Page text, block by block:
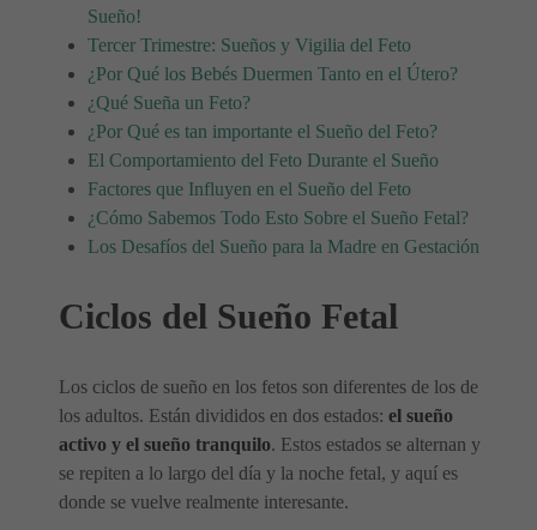
Sueño!
Tercer Trimestre: Sueños y Vigilia del Feto
¿Por Qué los Bebés Duermen Tanto en el Útero?
¿Qué Sueña un Feto?
¿Por Qué es tan importante el Sueño del Feto?
El Comportamiento del Feto Durante el Sueño
Factores que Influyen en el Sueño del Feto
¿Cómo Sabemos Todo Esto Sobre el Sueño Fetal?
Los Desafíos del Sueño para la Madre en Gestación
Ciclos del Sueño Fetal
Los ciclos de sueño en los fetos son diferentes de los de
los adultos. Están divididos en dos estados: el sueño
activo y el sueño tranquilo. Estos estados se alternan y
se repiten a lo largo del día y la noche fetal, y aquí es
donde se vuelve realmente interesante.